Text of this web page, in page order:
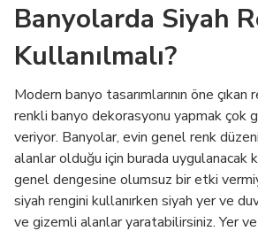
Banyolarda Siyah
Kullanılmalı?
Modern banyo tasarımlarının öne çıkan
renkli banyo dekorasyonu yapmak çok
veriyor. Banyolar, evin genel renk
alanlar olduğu için burada uygulanacak
genel dengesine olumsuz bir etki
siyah rengini kullanırken siyah yer ve
ve gizemli alanlar yaratabilirsiniz. Yer